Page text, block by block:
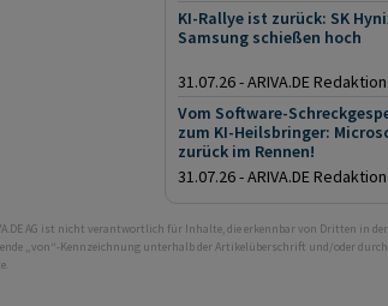
KI-Rallye ist zurück: SK
Samsung schießen hoch
31.07.26 - ARIVA.DE Redaktion
Vom Software-
zum KI-Heilsbringer:
zurück im Rennen!
31.07.26 - ARIVA.DE Redaktion
AG ist nicht verantwortlich für Inhalte, die erkennbar von Dritten in
„von“-Kennzeichnung unterhalb der Artikelüberschrift und/oder